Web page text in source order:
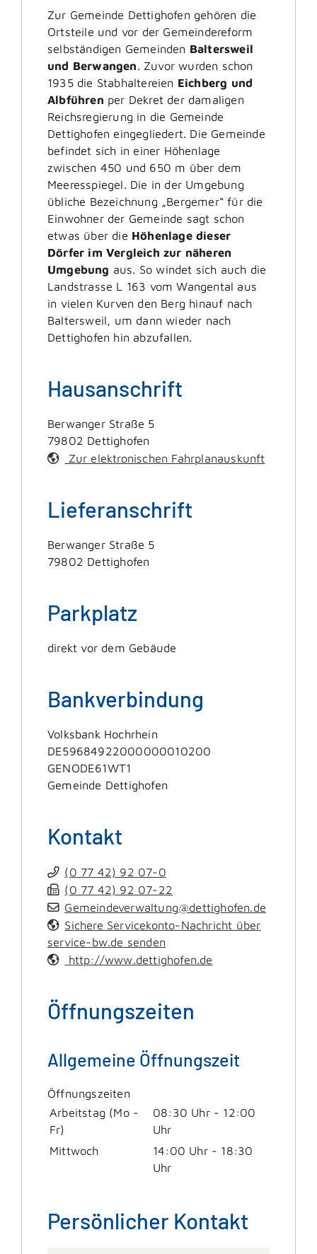
Zur Gemeinde Dettighofen gehören die
Ortsteile und vor der Gemeindereform
selbständigen Gemeinden Baltersweil
und Berwangen . Zuvor wurden schon
1935 die Stabhaltereien Eichberg und
Albführen per Dekret der damaligen
Reichsregierung in die Gemeinde
Dettighofen eingegliedert. Die Gemeinde
befindet sich in einer Höhenlage
zwischen 450 und 650 m über dem
Meeresspiegel. Die in der Umgebung
übliche Bezeichnung „Bergemer“ für die
Einwohner der Gemeinde sagt schon
etwas über die Höhenlage dieser
Dörfer im Vergleich zur näheren
Umgebung aus. So windet sich auch die
Landstrasse L 163 vom Wangental aus
in vielen Kurven den Berg hinauf nach
Baltersweil, um dann wieder nach
Dettighofen hin abzufallen.
Hausanschrift
Berwanger Straße 5
79802 Dettighofen
Zur elektronischen Fahrplanauskunft
Lieferanschrift
Berwanger Straße 5
79802 Dettighofen
Parkplatz
direkt vor dem Gebäude
Bankverbindung
Volksbank Hochrhein
DE59684922000000010200
GENODE61WT1
Gemeinde Dettighofen
Kontakt
(0 77 42) 92 07-0
(0 77 42) 92 07-22
Gemeindeverwaltung@dettighofen.de
Sichere Servicekonto-Nachricht über
service-bw.de senden
http://www.dettighofen.de
Öffnungszeiten
Allgemeine Öffnungszeit
Öffnungszeiten
Arbeitstag (Mo -
Fr)
08:30 Uhr- 12:00
Uhr
Mittwoch
14:00 Uhr- 18:30
Uhr
Persönlicher Kontakt